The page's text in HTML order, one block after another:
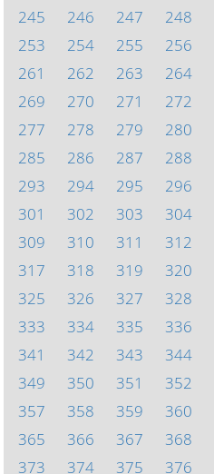
245
246 247 248
253
254 255 256
261
262 263 264
269
270 271 272
277
278 279 280
285
286 287 288
293
294 295 296
301
302 303 304
309
310 311 312
317
318 319 320
325
326 327 328
333
334 335 336
341
342 343 344
349
350 351 352
357
358 359 360
365
366 367 368
373
374 375 376